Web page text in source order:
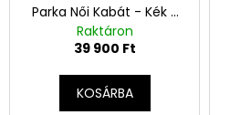
Parka Női Kabát - Kék -
M
Raktáron
39 900 Ft
KOSÁRBA